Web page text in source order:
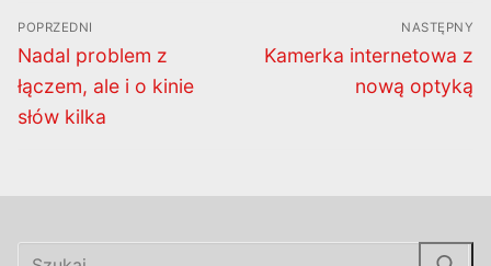
Nawigacja
wpisu
POPRZEDNI
Poprzedni
wpis:
Nadal problem z
łączem, ale i o kinie
słów kilka
NASTĘPNY
Następny
Kamerka internetowa z
nową optyką
Szukaj: